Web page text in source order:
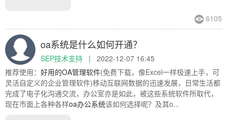
6105
oa系统是什么如何开通？
SEP技术支持 |
2022-12-07 16:45
推荐使用： 好用的OA管理软件(免费下载，像Excel一样极速上手，可
灵活自定义的企业管理软件)移动互联网数据的迅速发展，日常生活都
完成了电子化沟通交流，办公室亦是如此，被这些系统软件所取代，
现在市面上各种各样oa办公系统该如何选择呢？及其o...